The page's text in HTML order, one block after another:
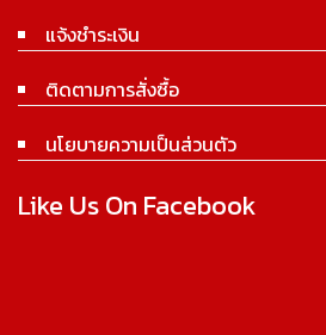
แจ้งชำระเงิน
ติดตามการสั่งซื้อ
นโยบายความเป็นส่วนตัว
Like Us On Facebook